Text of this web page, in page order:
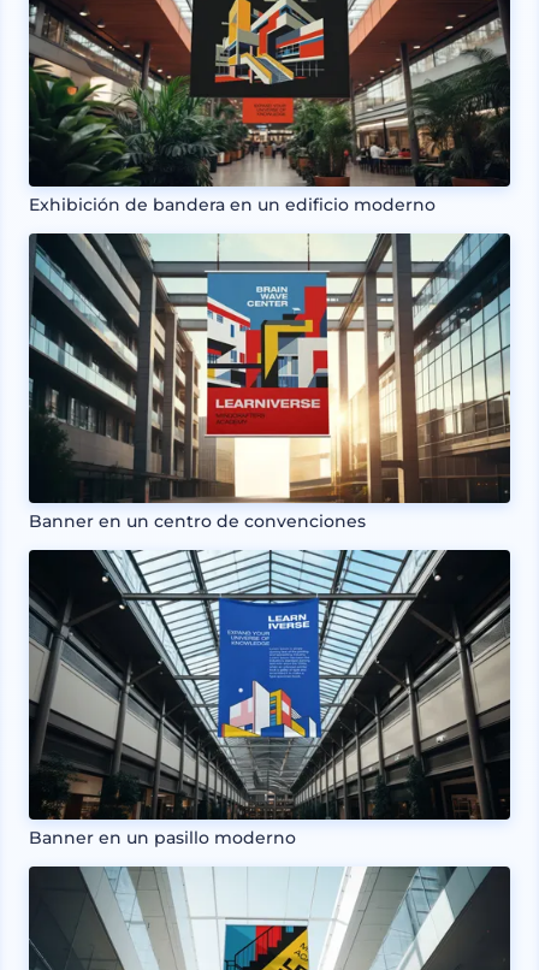
Exhibición de bandera en un edificio moderno
Banner en un centro de convenciones
Banner en un pasillo moderno